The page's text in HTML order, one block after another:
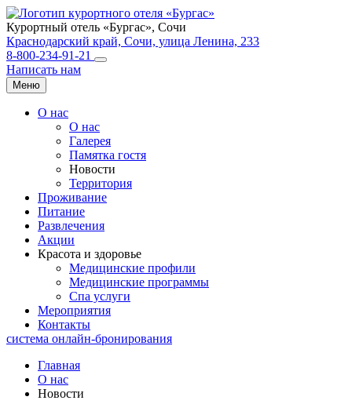
Курортный отель «Бургас», Сочи
Краснодарский край, Сочи, улица Ленина, 233
8-800-234-91-21
Написать нам
Меню
О нас
О нас
Галерея
Памятка гостя
Новости
Территория
Проживание
Питание
Развлечения
Акции
Красота и здоровье
Медицинские профили
Медицинские программы
Спа услуги
Мероприятия
Контакты
система онлайн-бронирования
Главная
О нас
Новости